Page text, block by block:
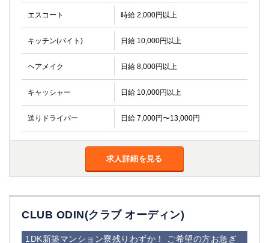
エスコート 時給 2,000円以上
キッチン(バイト) 日給 10,000円以上
ヘアメイク 日給 8,000円以上
キャッシャー 日給 10,000円以上
送りドライバー 日給 7,000円〜13,000円
求人詳細を見る
CLUB ODIN(クラブ オーディン)
1DK新築マンション寮残りわずか！ ご希望の方お急ぎ
①銀座 ②新橋
錦糸町(南口)
①東武練馬 ②成増・板橋 ③大山 ②池袋
池袋東口
金町
大井町
大泉学園
下赤塚
荻窪
浅草
新小岩
幡ヶ谷
小岩
久米川
市川
西麻布
神奈川県
関内
横浜